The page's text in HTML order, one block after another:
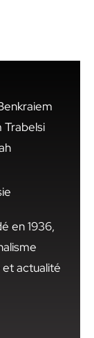
Trabelsi
en 1936,
et actualité